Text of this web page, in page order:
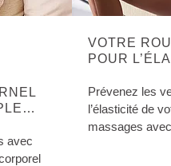
CATÉGORIE:
avec
VOTRE
POUR
Prévenez les
l’élasticité de
massages